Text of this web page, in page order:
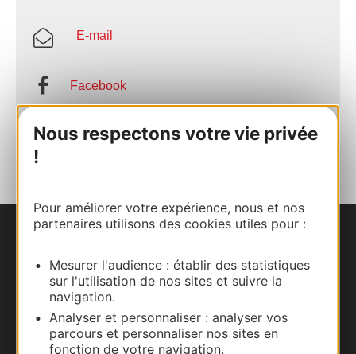
Nous respectons votre vie privée
!
Pour améliorer votre expérience, nous et nos
partenaires utilisons des cookies utiles pour :
Mesurer l'audience : établir des statistiques
sur l'utilisation de nos sites et suivre la
navigation.
Analyser et personnaliser : analyser vos
parcours et personnaliser nos sites en
fonction de votre navigation.
E-mail
Facebook
AJOUTER
AU CARNET
Carte interactive
Documentation